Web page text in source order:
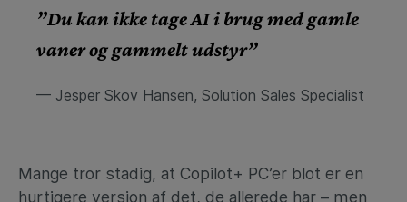
”Du kan ikke tage AI i brug med gamle
vaner og gammelt udstyr”
— Jesper Skov Hansen, Solution Sales Specialist
Mange tror stadig, at Copilot+ PC’er blot er en
hurtigere version af det, de allerede har – men